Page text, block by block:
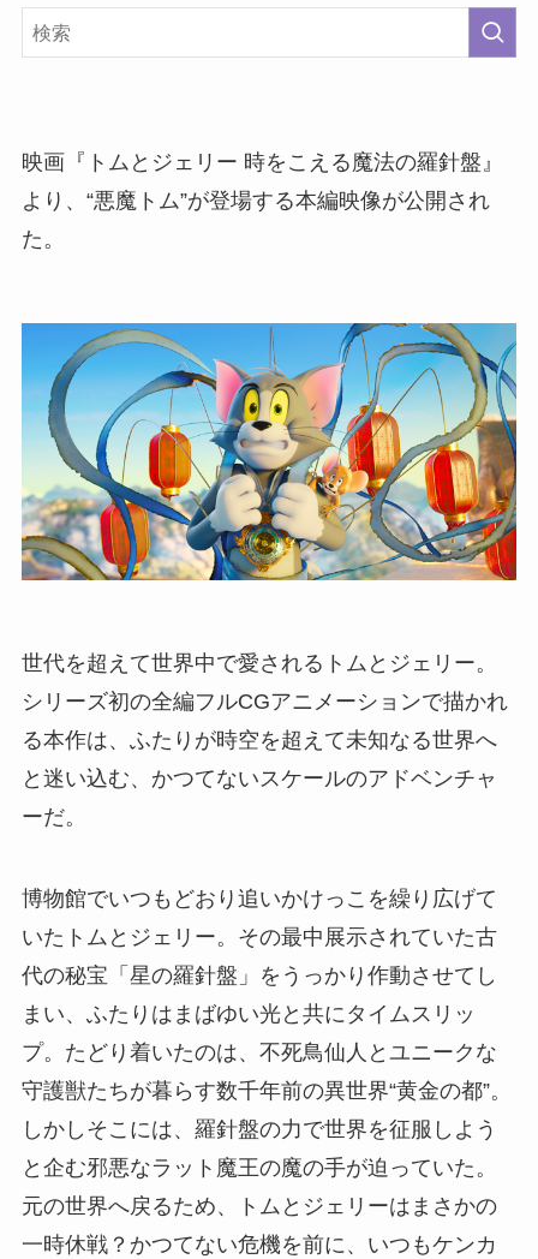
映画『トムとジェリー 時をこえる魔法の羅針盤』
より、“悪魔トム”が登場する本編映像が公開され
た。
世代を超えて世界中で愛されるトムとジェリー。
シリーズ初の全編フルCGアニメーションで描かれ
る本作は、ふたりが時空を超えて未知なる世界へ
と迷い込む、かつてないスケールのアドベンチャ
ーだ。
博物館でいつもどおり追いかけっこを繰り広げて
いたトムとジェリー。その最中展示されていた古
代の秘宝「星の羅針盤」をうっかり作動させてし
まい、ふたりはまばゆい光と共にタイムスリッ
プ。たどり着いたのは、不死鳥仙人とユニークな
守護獣たちが暮らす数千年前の異世界“黄金の都”。
しかしそこには、羅針盤の力で世界を征服しよう
と企む邪悪なラット魔王の魔の手が迫っていた。
元の世界へ戻るため、トムとジェリーはまさかの
一時休戦？かつてない危機を前に、いつもケンカ